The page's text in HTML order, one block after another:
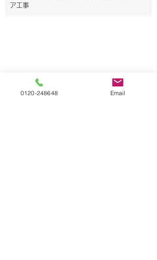
ア工事
0120-248648 Email